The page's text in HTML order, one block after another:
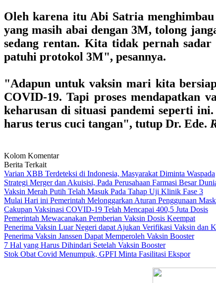
Oleh karena itu Abi Satria
yang masih abai dengan 3M, tolong
sedang rentan. Kita tidak pernah
patuhi protokol 3M", pesannya.
"Adapun untuk vaksin mari kita
COVID-19. Tapi proses mendapatkan
keharusan di situasi pandemi seperti
harus terus cuci tangan", tutup Dr. Ede.
Kolom Komentar
Berita Terkait
Varian XBB Terdeteksi di Indonesia, Masyarakat Diminta Waspada
Strategi Merger dan Akuisisi, Pada Perusahaan Farmasi Besar
Vaksin Merah Putih Telah Masuk Pada Tahap Uji Klinik Fase 3
Mulai Hari ini Pemerintah Melonggarkan Aturan Penggunaan
Cakupan Vaksinasi COVID-19 Telah Mencapai 400,5 Juta Dosis
Pemerintah Mewacanakan Pemberian Vaksin Dosis Keempat
Penerima Vaksin Luar Negeri dapat Ajukan Verifikasi Vaksin dan
Penerima Vaksin Janssen Dapat Memperoleh Vaksin Booster
7 Hal yang Harus Dihindari Setelah Vaksin Booster
Stok Obat Covid Menumpuk, GPFI Minta Fasilitasi Ekspor